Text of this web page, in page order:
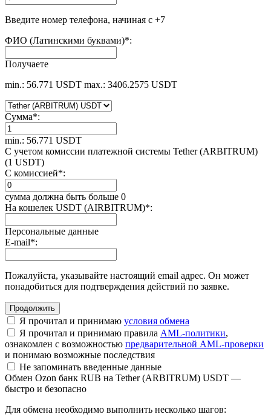
Введите номер телефона, начиная с +7
ФИО (Латинскими буквами)*:
Получаете
min.: 56.771 USDT max.: 3406.2575 USDT
Сумма*:
min.: 56.771 USDT
С учетом комиссии платежной системы Tether (ARBITRUM)
(1 USDT)
С комиссией*:
сумма должна быть больше 0
На кошелек USDT (AIRBITRUM)*:
Персональные данные
E-mail*:
Пожалуйста, указывайте настоящий email адрес. Он может
понадобиться для подтверждения действий по заявке.
Я прочитал и принимаю условия обмена
Я прочитал и принимаю правила AML-политики,
ознакомлен с возможностью предварительной AML-проверки
и понимаю возможные последствия
Не запоминать введенные данные
Обмен Ozon банк RUB на Tether (ARBITRUM) USDT —
быстро и безопасно
Для обмена необходимо выполнить несколько шагов: